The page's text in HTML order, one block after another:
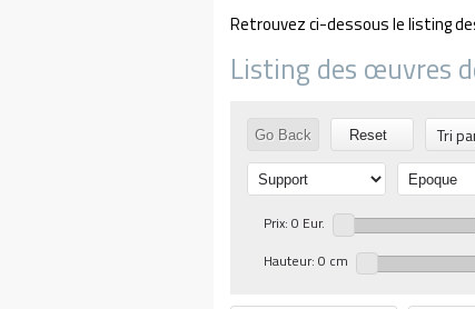
Retrouvez ci-dessous le listing
Listing des œuvres
Go Back Reset Tri
Prix: 0 Eur.
Hauteur: 0 cm